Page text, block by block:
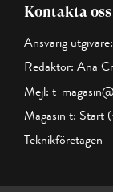
Kontakta oss
Ansvarig
Redaktör: Ana
Mejl: t-
Magasin t: Start
Teknikföretagen